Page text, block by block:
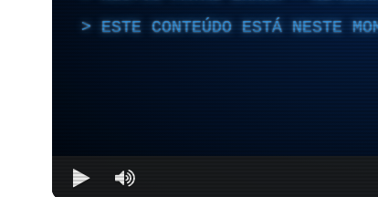
ESTE CONTEÚDO ESTÁ NESTE